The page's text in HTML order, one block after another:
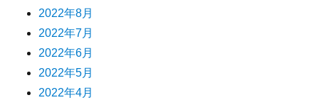
2022年8月
2022年7月
2022年6月
2022年5月
2022年4月